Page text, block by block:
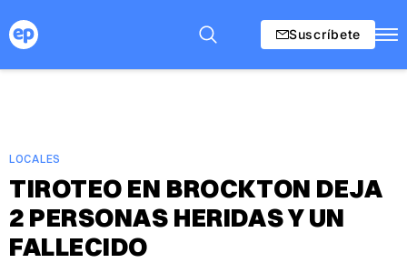
Suscríbete
LOCALES
TIROTEO EN BROCKTON DEJA
2 PERSONAS HERIDAS Y UN
FALLECIDO